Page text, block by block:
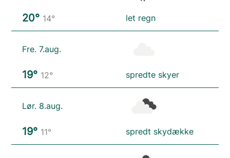
20° 14° let regn
Fre. 7.aug.
19° 12° spredte skyer
Lør. 8.aug.
19° 11° spredt skydække